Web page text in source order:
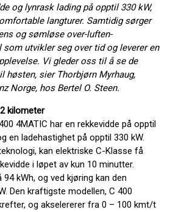
og lynrask lading på opptil 330 kW,
langturer. Samtidig sørger
og sømløse over-luften-
som utvikler seg over tid og leverer en
Vi gleder oss til å se de
høsten, sier Thorbjørn Myrhaug,
Norge, hos Bertel O. Steen.
kilometer
4MATIC har en rekkevidde på opptil
en ladehastighet på opptil 330 kW.
kan elektriske C-Klasse få
i løpet av kun 10 minutter.
kWh, og ved kjøring kan den
Den kraftigste modellen, C 400
og akselererer fra 0 – 100 kmt/t